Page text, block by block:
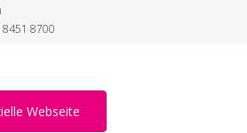
8700
Webseite